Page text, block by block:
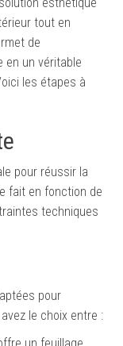
tout en
de
un véritable
les étapes à
pour réussir la
fait en fonction de
techniques
pour
le choix entre :